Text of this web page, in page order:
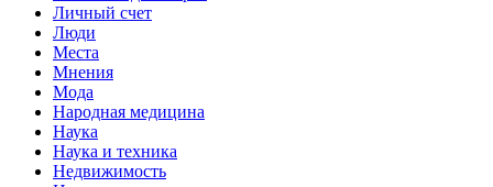
Личный счет
Люди
Места
Мнения
Мода
Народная медицина
Наука
Наука и техника
Недвижимость